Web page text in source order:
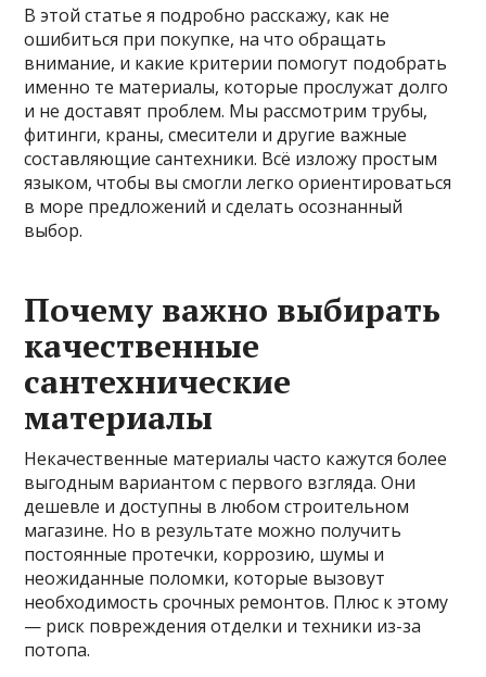
В этой статье я подробно расскажу, как не
ошибиться при покупке, на что обращать
внимание, и какие критерии помогут подобрать
именно те материалы, которые прослужат долго
и не доставят проблем. Мы рассмотрим трубы,
фитинги, краны, смесители и другие важные
составляющие сантехники. Всё изложу простым
языком, чтобы вы смогли легко ориентироваться
в море предложений и сделать осознанный
выбор.
Почему важно выбирать
качественные
сантехнические
материалы
Некачественные материалы часто кажутся более
выгодным вариантом с первого взгляда. Они
дешевле и доступны в любом строительном
магазине. Но в результате можно получить
постоянные протечки, коррозию, шумы и
неожиданные поломки, которые вызовут
необходимость срочных ремонтов. Плюс к этому
— риск повреждения отделки и техники из-за
потопа.